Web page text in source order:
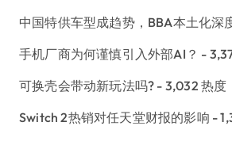
中国特供车型成趋势，BBA本土化深
手机厂商为何谨慎引入外部AI？ -
可换壳会带动新玩法吗? - 3,032 热度
Switch 2热销对任天堂财报的影响 -